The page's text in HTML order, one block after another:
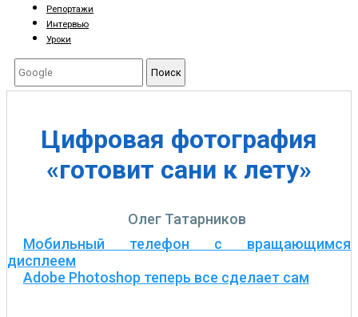
Репортажи
Интервью
Уроки
Поиск
Цифровая фотография
«готовит сани к лету»
Олег Татарников
Мобильный телефон с вращающимся
дисплеем
Adobe Photoshop теперь все сделает сам